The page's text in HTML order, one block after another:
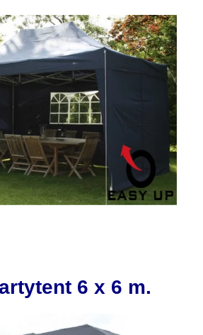
6 x 6 m.